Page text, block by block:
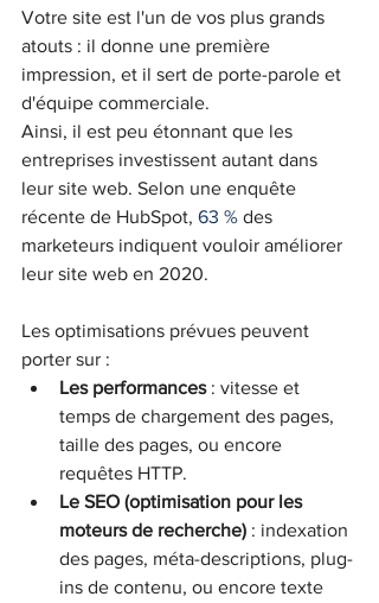
Votre site est l'un de vos plus grands
atouts : il donne une première
impression, et il sert de porte-parole et
d'équipe commerciale.
Ainsi, il est peu étonnant que les
entreprises investissent autant dans
leur site web. Selon une enquête
récente de HubSpot, 63 % des
marketeurs indiquent vouloir améliorer
leur site web en 2020.
Les optimisations prévues peuvent
porter sur :
Les performances : vitesse et
temps de chargement des pages,
taille des pages, ou encore
requêtes HTTP.
Le SEO (optimisation pour les
moteurs de recherche) : indexation
des pages, méta-descriptions, plug-
ins de contenu, ou encore texte